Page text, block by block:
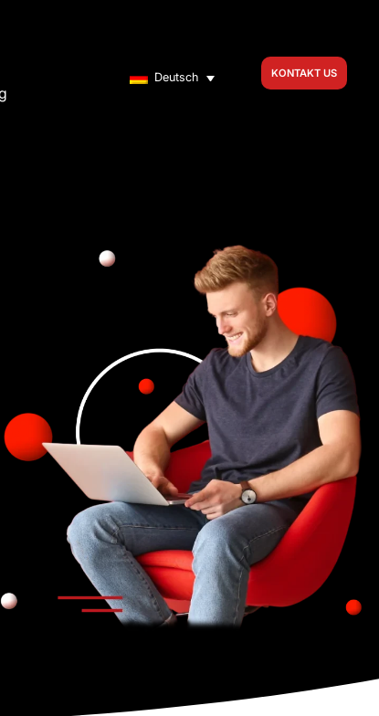
Deutsch KONTAKT US